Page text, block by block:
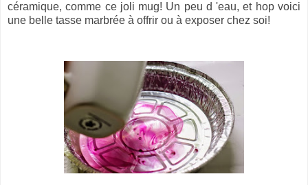
céramique, comme ce joli mug! Un peu d 'eau, et hop voici
une belle tasse marbrée à offrir ou à exposer chez soi!